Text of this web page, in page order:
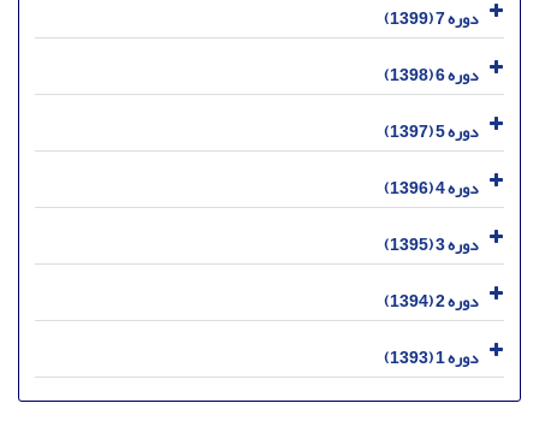
دوره 7 (1399)
دوره 6 (1398)
دوره 5 (1397)
دوره 4 (1396)
دوره 3 (1395)
دوره 2 (1394)
دوره 1 (1393)